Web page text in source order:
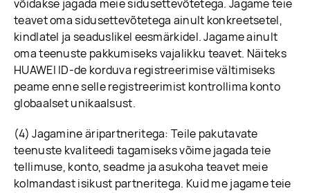
võidakse jagada meie sidusettevõtetega. Jagame teie
teavet oma sidusettevõtetega ainult konkreetsetel,
kindlatel ja seaduslikel eesmärkidel. Jagame ainult
oma teenuste pakkumiseks vajalikku teavet. Näiteks
HUAWEI ID-de korduva registreerimise vältimiseks
peame enne selle registreerimist kontrollima konto
globaalset unikaalsust.
(4) Jagamine äripartneritega: Teile pakutavate
teenuste kvaliteedi tagamiseks võime jagada teie
tellimuse, konto, seadme ja asukoha teavet meie
kolmandast isikust partneritega. Kuid me jagame teie